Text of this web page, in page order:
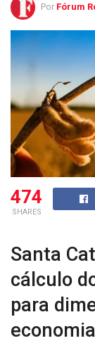
Por Fórum
474
SHARES
Santa
cálculo
para